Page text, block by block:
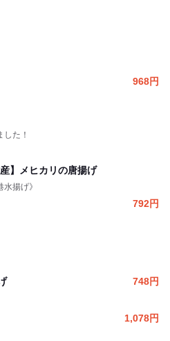
968円
た！
産】メヒカリの唐揚げ
水揚げ》
792円
748円
1,078円